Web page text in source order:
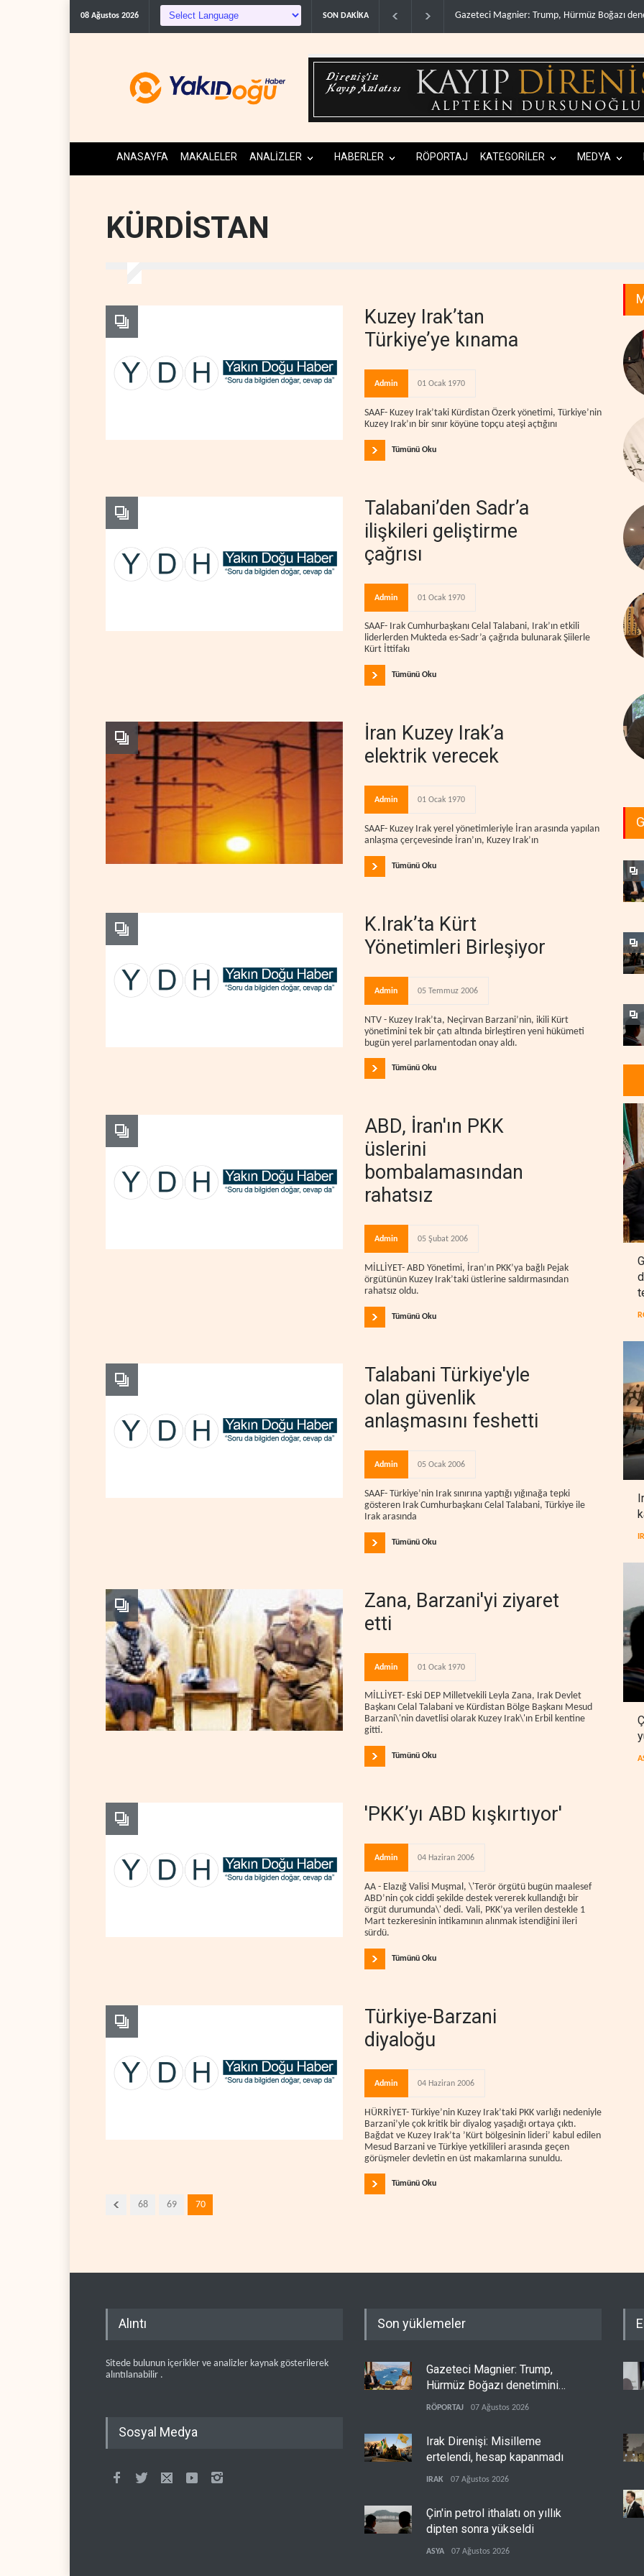
08 Ağustos 2026 SON DAKİKA
Gazeteci Magnier: Trump, Hürmüz Boğazı denetimini doğru.. Irak Direnişi: Misilleme ertelendi, hesap
ANASAYFA MAKALELER ANALİZLER HABERLER RÖPORTAJ KATEGORİLER MEDYA
KÜRDİSTAN
Kuzey Irak’tan
Türkiye’ye kınama
Admin 01 Ocak 1970
SAAF- Kuzey Irak’taki Kürdistan Özerk yönetimi, Türkiye’nin
Kuzey Irak’ın bir sınır köyüne topçu ateşi açtığını
Tümünü Oku
Talabani’den Sadr’a
ilişkileri geliştirme
çağrısı
Admin 01 Ocak 1970
SAAF- Irak Cumhurbaşkanı Celal Talabani, Irak’ın etkili
liderlerden Mukteda es-Sadr’a çağrıda bulunarak Şiilerle
Kürt İttifakı
Tümünü Oku
İran Kuzey Irak’a
elektrik verecek
Admin 01 Ocak 1970
SAAF- Kuzey Irak yerel yönetimleriyle İran arasında yapılan
anlaşma çerçevesinde İran’ın, Kuzey Irak’ın
Tümünü Oku
K.Irak’ta Kürt
Yönetimleri Birleşiyor
Admin 05 Temmuz 2006
NTV - Kuzey Irak’ta, Neçirvan Barzani’nin, ikili Kürt
yönetimini tek bir çatı altında birleştiren yeni hükümeti
bugün yerel parlamentodan onay aldı.
Tümünü Oku
ABD, İran'ın PKK
üslerini
bombalamasından
rahatsız
Admin 05 Şubat 2006
MİLLİYET- ABD Yönetimi, İran’ın PKK’ya bağlı Pejak
örgütünün Kuzey Irak’taki üstlerine saldırmasından
rahatsız oldu.
Tümünü Oku
Talabani Türkiye'yle
olan güvenlik
anlaşmasını feshetti
Admin 05 Ocak 2006
SAAF- Türkiye’nin Irak sınırına yaptığı yığınağa tepki
gösteren Irak Cumhurbaşkanı Celal Talabani, Türkiye ile
Irak arasında
Tümünü Oku
Zana, Barzani'yi ziyaret
etti
Admin 01 Ocak 1970
MİLLİYET- Eski DEP Milletvekili Leyla Zana, Irak Devlet
Başkanı Celal Talabani ve Kürdistan Bölge Başkanı Mesud
Barzani\'nin davetlisi olarak Kuzey Irak\'ın Erbil kentine
gitti.
Tümünü Oku
'PKK’yı ABD kışkırtıyor'
Admin 04 Haziran 2006
AA - Elazığ Valisi Muşmal, \'Terör örgütü bugün maalesef
ABD’nin çok ciddi şekilde destek vererek kullandığı bir
örgüt durumunda\' dedi. Vali, PKK’ya verilen destekle 1
Mart tezkeresinin intikamının alınmak istendiğini ileri
sürdü.
Tümünü Oku
Türkiye-Barzani
diyaloğu
Admin 04 Haziran 2006
HÜRRİYET- Türkiye’nin Kuzey Irak’taki PKK varlığı nedeniyle
Barzani’yle çok kritik bir diyalog yaşadığı ortaya çıktı.
Bağdat ve Kuzey Irak’ta ’Kürt bölgesinin lideri’ kabul edilen
Mesud Barzani ve Türkiye yetkilileri arasında geçen
görüşmeler devletin en üst makamlarına sunuldu.
Tümünü Oku
68 69 70
Alıntı
Sitede bulunun içerikler ve analizler kaynak gösterilerek
alıntılanabilir .
Sosyal Medya
Son yüklemeler
Gazeteci Magnier: Trump,
Hürmüz Boğazı denetimini
doğrudan İran ve Umman'a
RÖPORTAJ 07 Ağustos 2026
Irak Direnişi: Misilleme
ertelendi, hesap kapanmadı
IRAK 07 Ağustos 2026
Çin'in petrol ithalatı on yıllık
dipten sonra yükseldi
ASYA 07 Ağustos 2026